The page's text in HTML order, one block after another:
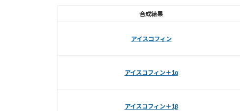
合成結果
アイスコフィン
アイスコフィン＋1α
アイスコフィン＋1β